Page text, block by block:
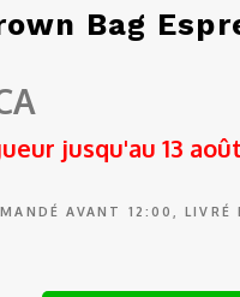
Bag
jusqu'au 13
AVANT 12:00, LIVRÉ